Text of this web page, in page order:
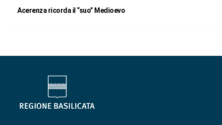
Acerenza ricorda il “suo” Medioevo